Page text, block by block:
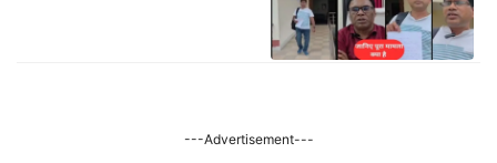
---Advertisement---